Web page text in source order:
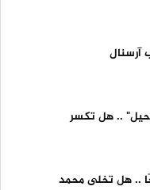
آرسنال
.. هل تكسر
.. هل تخلى محمد